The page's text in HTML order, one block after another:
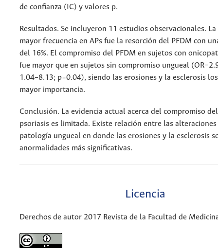
de confianza (IC) y valores p.
Resultados. Se incluyeron 11 estudios observacionales.
mayor frecuencia en APs fue la resorción del PFDM con
del 16%. El compromiso del PFDM en sujetos con
fue mayor que en sujetos sin compromiso ungueal
1.04–8.13; p=0.04), siendo las erosiones y la esclerosis
mayor importancia.
Conclusión. La evidencia actual acerca del compromiso
psoriasis es limitada. Existe relación entre las
patología ungueal en donde las erosiones y la esclerosis
anormalidades más significativas.
Licencia
Derechos de autor 2017 Revista de la Facultad de